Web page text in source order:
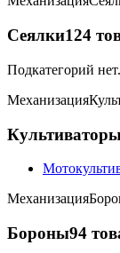
Сеялки124
Подкатегорий нет.
Механизация
Механизация
Бороны94